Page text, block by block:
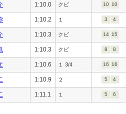
1:10.0 クビ 10 10
1:10.2 １ 3 4
1:10.3 クビ 14 15
1:10.3 クビ 8 8
1:10.6 １ 3/4 16 16
1:10.9 ２ 5 4
1:11.1 １ 5 6